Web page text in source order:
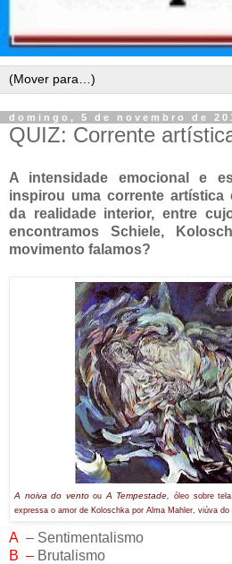
domingo, 5 de novembro de
QUIZ: Corrente
A intensidade emocional e
inspirou uma corrente artística
da realidade interior, entre
encontramos Schiele,
movimento falamos?
A noiva do ventoou A Tempestade,óleo sobre
expressa o amor de Koloschka por Alma Mahler, viúva
A – Sentimentalismo
B – Brutalismo